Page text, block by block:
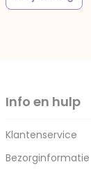
Info en hulp
Klantenservice
Bezorginformatie